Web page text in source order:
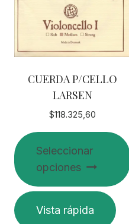
CUERDA P/CELLO
LARSEN
$118.325,60
Seleccionar
opciones
Este
productoVista rápida